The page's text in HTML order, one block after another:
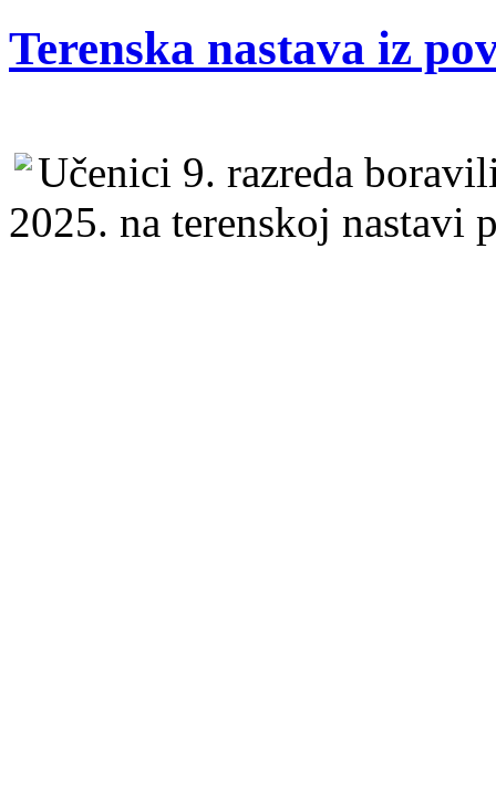
Terenska nastava iz
Učenici 9. razreda
2025. na terenskoj nastavi